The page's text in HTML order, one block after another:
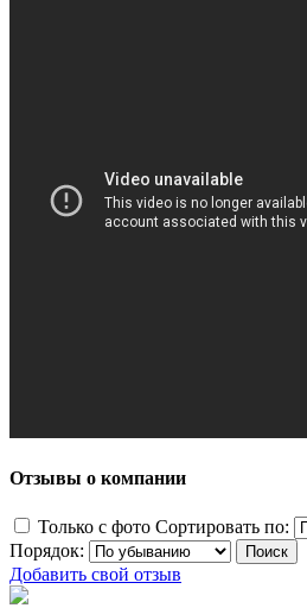
Отзывы о компании
Только с фото Сортировать по:
Порядок:
Добавить свой отзыв